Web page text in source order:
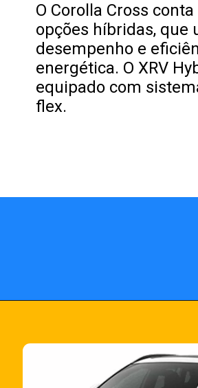
O Corolla Cross
opções híbridas, que
desempenho e
energética. O XRV
equipado com
flex.